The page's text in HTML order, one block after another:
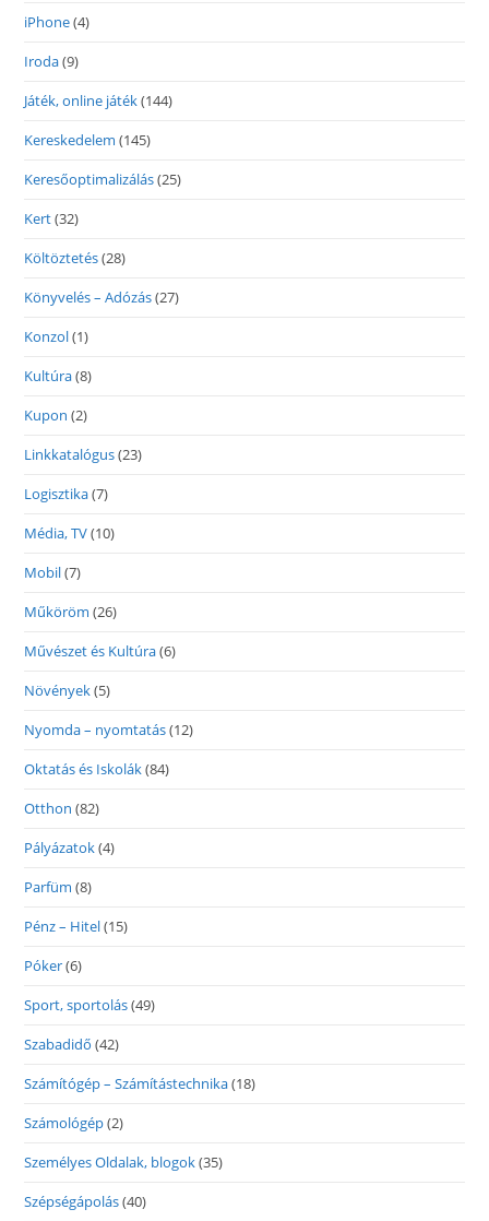
iPhone(4)
Iroda(9)
Játék, online játék(144)
Kereskedelem (145)
Keresőoptimalizálás(25)
Kert(32)
Költöztetés(28)
Könyvelés – Adózás(27)
Konzol(1)
Kultúra(8)
Kupon (2)
Linkkatalógus(23)
Logisztika(7)
Média, TV(10)
Mobil(7)
Műköröm (26)
Művészet és Kultúra(6)
Növények(5)
Nyomda – nyomtatás(12)
Oktatás és Iskolák(84)
Otthon (82)
Pályázatok(4)
Parfüm (8)
Pénz – Hitel(15)
Póker(6)
Sport, sportolás(49)
Szabadidő (42)
Számítógép – Számítástechnika(18)
Számológép(2)
Személyes Oldalak, blogok(35)
Szépségápolás(40)